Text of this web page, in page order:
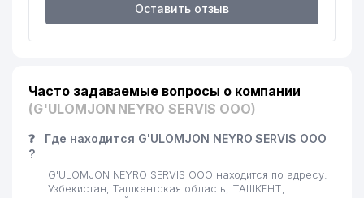
Оставить отзыв
Часто задаваемые вопросы о компании
(G'ULOMJON NEYRO SERVIS ООО)
❓
Где находится G'ULOMJON NEYRO SERVIS ООО
?
G'ULOMJON NEYRO SERVIS ООО находится по адресу:
Узбекистан, Ташкентская область, ТАШКЕНТ,